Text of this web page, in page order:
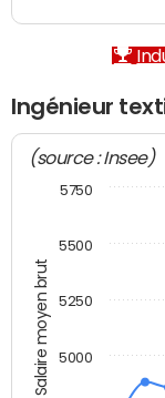
Ingénieur
Salaire moyen brut
(source : Insee)
5000
5250
5500
5750